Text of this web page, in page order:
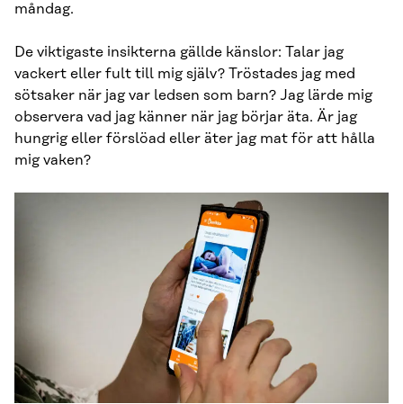
måndag.
De viktigaste insikterna gällde känslor: Talar jag
vackert eller fult till mig själv? Tröstades jag med
sötsaker när jag var ledsen som barn? Jag lärde mig
observera vad jag känner när jag börjar äta. Är jag
hungrig eller förslöad eller äter jag mat för att hålla
mig vaken?